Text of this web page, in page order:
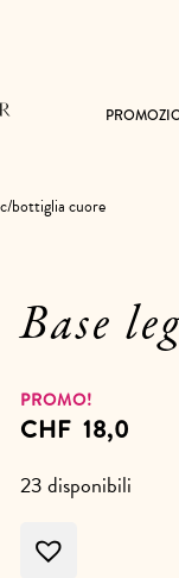
bottiglia cuore
Base
CHF 18,0
23 disponibili